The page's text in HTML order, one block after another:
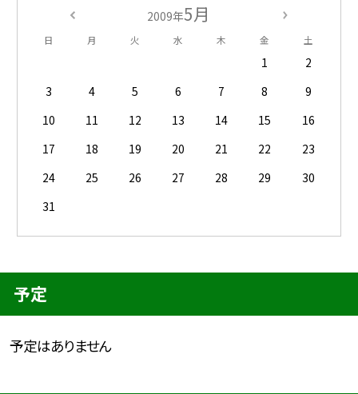
2009年5月
日 月 火 水 木 金 土
1
2
3
4 5 6 7 8
9
10
11 12 13 14 15
16
17
18 19 20 21 22
23
24
25 26 27 28 29
30
31
予定
予定はありません